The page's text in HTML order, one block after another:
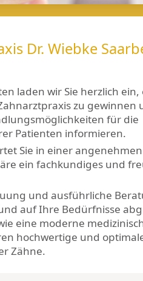
Dr. Wiebke
laden wir Sie herzlich
zu gewinnen
für die
Patienten informieren.
Sie in einer
ein fachkundiges und
und ausführliche
auf Ihre Bedürfnisse
eine moderne
hochwertige und
Zähne.